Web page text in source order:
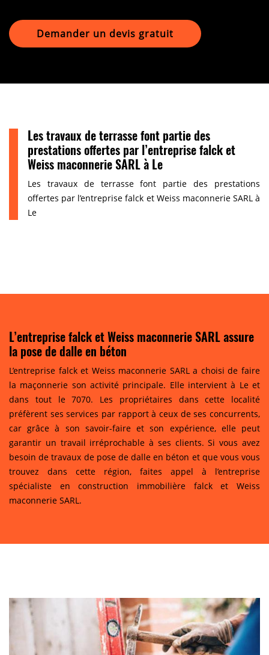
Demander un devis gratuit
Les travaux de terrasse font partie des
prestations offertes par l’entreprise falck et
Weiss maconnerie SARL à Le
Les travaux de terrasse font partie des prestations
offertes par l’entreprise falck et Weiss maconnerie SARL à
Le
L’entreprise falck et Weiss maconnerie SARL assure
la pose de dalle en béton
L’entreprise falck et Weiss maconnerie SARL a choisi de faire
la maçonnerie son activité principale. Elle intervient à Le et
dans tout le 7070. Les propriétaires dans cette localité
préfèrent ses services par rapport à ceux de ses concurrents,
car grâce à son savoir-faire et son expérience, elle peut
garantir un travail irréprochable à ses clients. Si vous avez
besoin de travaux de pose de dalle en béton et que vous vous
trouvez dans cette région, faites appel à l’entreprise
spécialiste en construction immobilière falck et Weiss
maconnerie SARL.